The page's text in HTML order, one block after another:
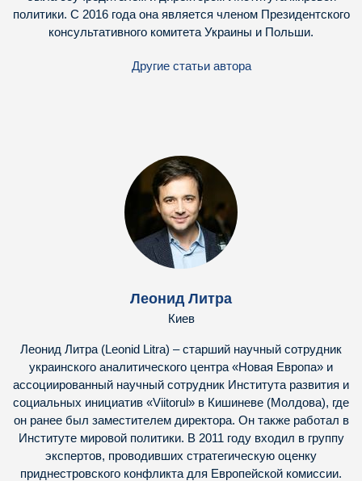
политики. С 2016 года она является членом Президентского
консультативного комитета Украины и Польши.
Другие статьи автора
Леонид Литра
Киев
Леонид Литра (Leonid Litra) – старший научный сотрудник
украинского аналитического центра «Новая Европа» и
ассоциированный научный сотрудник Института развития и
социальных инициатив «Viitorul» в Кишиневе (Молдова), где
он ранее был заместителем директора. Он также работал в
Институте мировой политики. В 2011 году входил в группу
экспертов, проводивших стратегическую оценку
приднестровского конфликта для Европейской комиссии.